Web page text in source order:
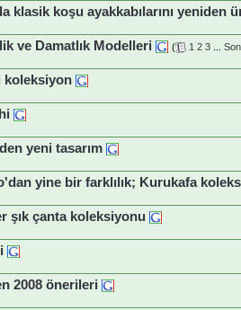
klasik koşu ayakkabılarını yeniden
ve Damatlık Modelleri ( 1 2 3
koleksiyon
yeni tasarım
yine bir farklılık; Kurukafa
şık çanta koleksiyonu
2008 önerileri